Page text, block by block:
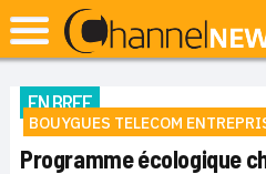
EN BREF
BOUYGUES TELECOM
Programme écologique